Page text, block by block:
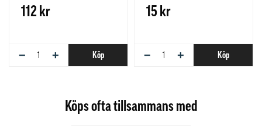
112 kr
− + Köp
15 kr
− + Köp
Köps ofta tillsammans med